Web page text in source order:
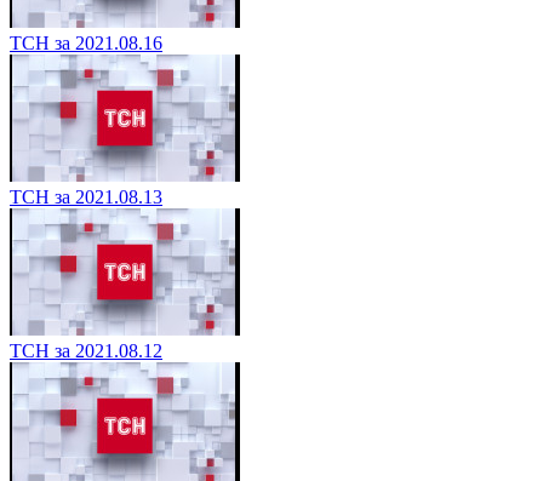
ТСН за 2021.08.16
ТСН за 2021.08.13
ТСН за 2021.08.12